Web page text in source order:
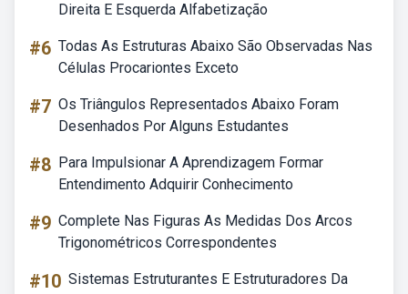
Direita E Esquerda Alfabetização
#6 Todas As Estruturas Abaixo São Observadas Nas
Células Procariontes Exceto
#7 Os Triângulos Representados Abaixo Foram
Desenhados Por Alguns Estudantes
#8 Para Impulsionar A Aprendizagem Formar
Entendimento Adquirir Conhecimento
#9 Complete Nas Figuras As Medidas Dos Arcos
Trigonométricos Correspondentes
#10 Sistemas Estruturantes E Estruturadores Da